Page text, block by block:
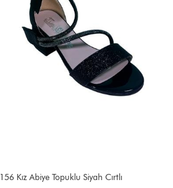
156 Kız Abiye Topuklu Siyah Cırtlı